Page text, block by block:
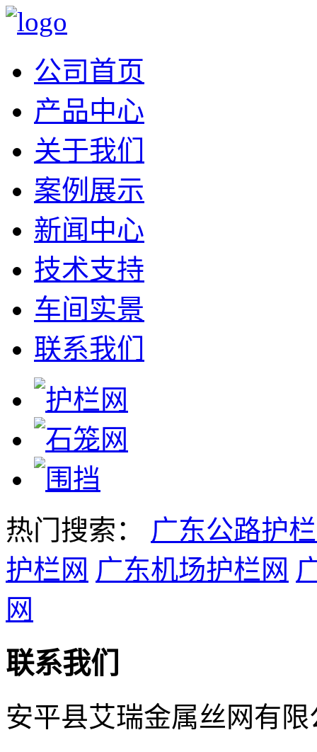
公司首页
产品中心
关于我们
案例展示
新闻中心
技术支持
车间实景
联系我们
热门搜索： 广东公路护
护栏网 广东机场护栏网
网
联系我们
安平县艾瑞金属丝网有限